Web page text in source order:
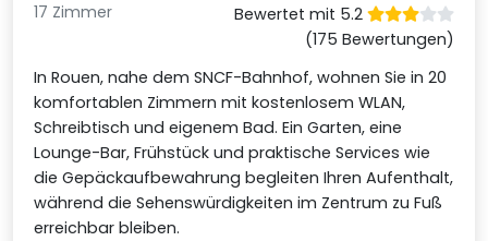
17 Zimmer
Bewertet mit 5.2
(175 Bewertungen)
In Rouen, nahe dem SNCF-Bahnhof, wohnen Sie in 20
komfortablen Zimmern mit kostenlosem WLAN,
Schreibtisch und eigenem Bad. Ein Garten, eine
Lounge-Bar, Frühstück und praktische Services wie
die Gepäckaufbewahrung begleiten Ihren Aufenthalt,
während die Sehenswürdigkeiten im Zentrum zu Fuß
erreichbar bleiben.